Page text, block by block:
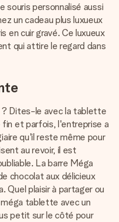
souris personnalisé aussi
un cadeau plus luxueux
en cuir gravé. Ce luxueux
qui attire le regard dans
? Dites-le avec la tablette
fin et parfois, l'entreprise a
qu'il reste même pour
au revoir, il est
La barre Méga
chocolat aux délicieux
Quel plaisir à partager ou
méga tablette avec un
petit sur le côté pour